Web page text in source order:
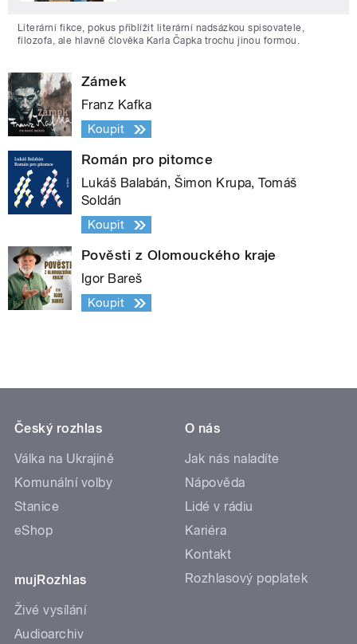
Literární fikce, pokus přiblížit literární nadsázkou spisovatele,
filozofa, ale hlavně člověka Karla Čapka trochu jinou formou.
Zámek
Franz Kafka
Koupit
Román pro pitomce
Lukáš Balabán, Šimon Krupa, Tomáš
Soldán
Koupit
Pověsti z Olomouckého kraje
Igor Bareš
Koupit
Český rozhlas
Válka na Ukrajině
Komunální volby
Stanice
eShop
mujRozhlas
Živé vysílání
Audioarchiv
O nás
Jak nás naladíte
Nápověda
Lidé v rádiu
Kariéra
Kontakt
Rozhlasový poplatek